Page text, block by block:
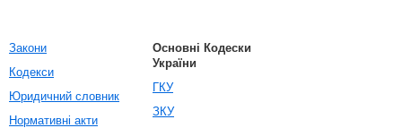
Закони
Кодекси
Юридичний словник
Нормативні акти
Основні Кодески
України
ГКУ
ЗКУ